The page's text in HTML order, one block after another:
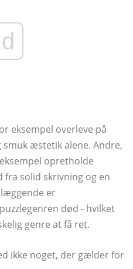
eksempel overleve på
smuk æstetik alene. Andre,
opretholde
fra solid skrivning og en
er
død - hvilket
genre at få ret.
ikke noget, der gælder for